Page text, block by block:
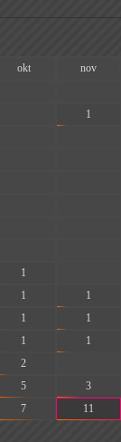
okt nov
1
1
1 1
1 1
1 1
2
5 3
7 11